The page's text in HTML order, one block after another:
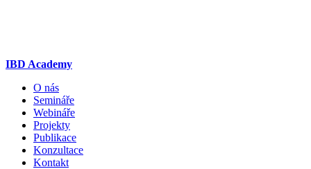
IBD Academy
O nás
Semináře
Webináře
Projekty
Publikace
Konzultace
Kontakt